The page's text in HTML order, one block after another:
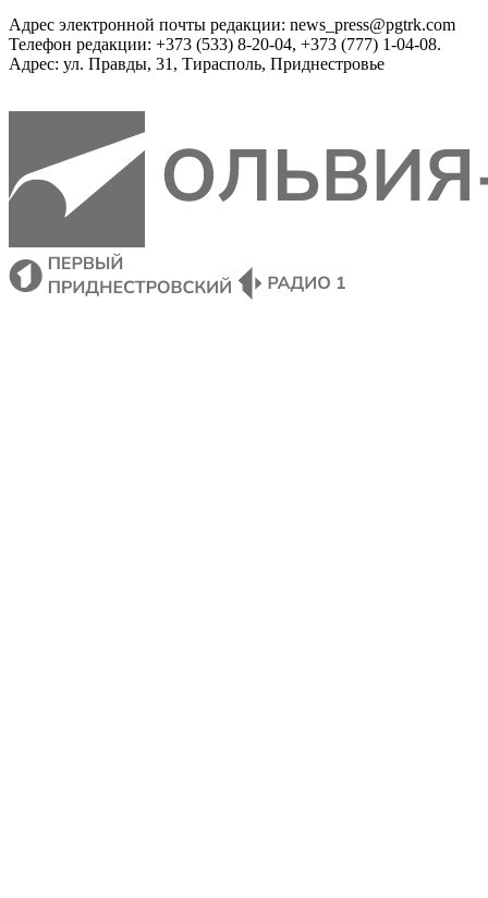
Адрес электронной почты редакции: news_press@pgtrk.com
Телефон редакции: +373 (533) 8-20-04, +373 (777) 1-04-08.
Адрес: ул. Правды, 31, Тирасполь, Приднестровье